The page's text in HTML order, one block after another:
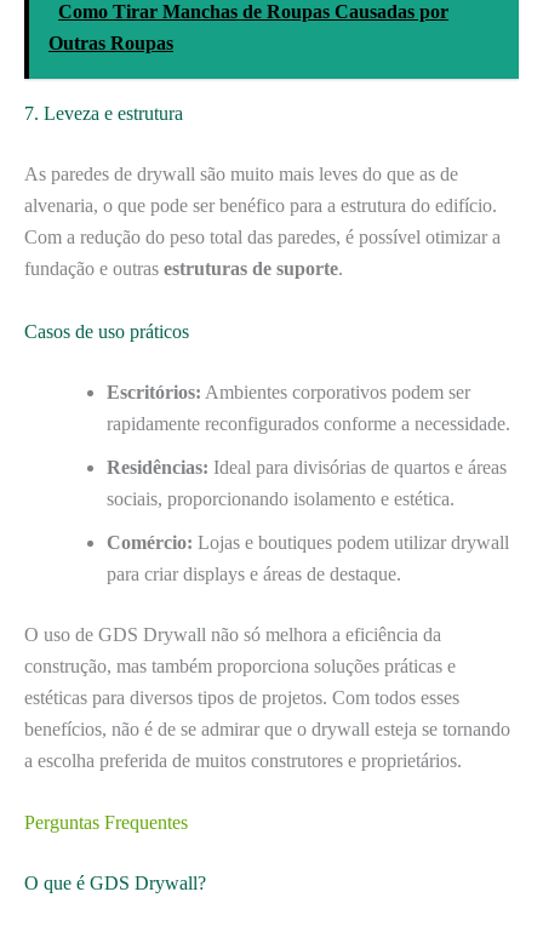
Como Tirar Manchas de Roupas Causadas por
Outras Roupas
7. Leveza e estrutura
As paredes de drywall são muito mais leves do que as de
alvenaria, o que pode ser benéfico para a estrutura do edifício.
Com a redução do peso total das paredes, é possível otimizar a
fundação e outras estruturas de suporte.
Casos de uso práticos
Escritórios: Ambientes corporativos podem ser
rapidamente reconfigurados conforme a necessidade.
Residências: Ideal para divisórias de quartos e áreas
sociais, proporcionando isolamento e estética.
Comércio: Lojas e boutiques podem utilizar drywall
para criar displays e áreas de destaque.
O uso de GDS Drywall não só melhora a eficiência da
construção, mas também proporciona soluções práticas e
estéticas para diversos tipos de projetos. Com todos esses
benefícios, não é de se admirar que o drywall esteja se tornando
a escolha preferida de muitos construtores e proprietários.
Perguntas Frequentes
O que é GDS Drywall?